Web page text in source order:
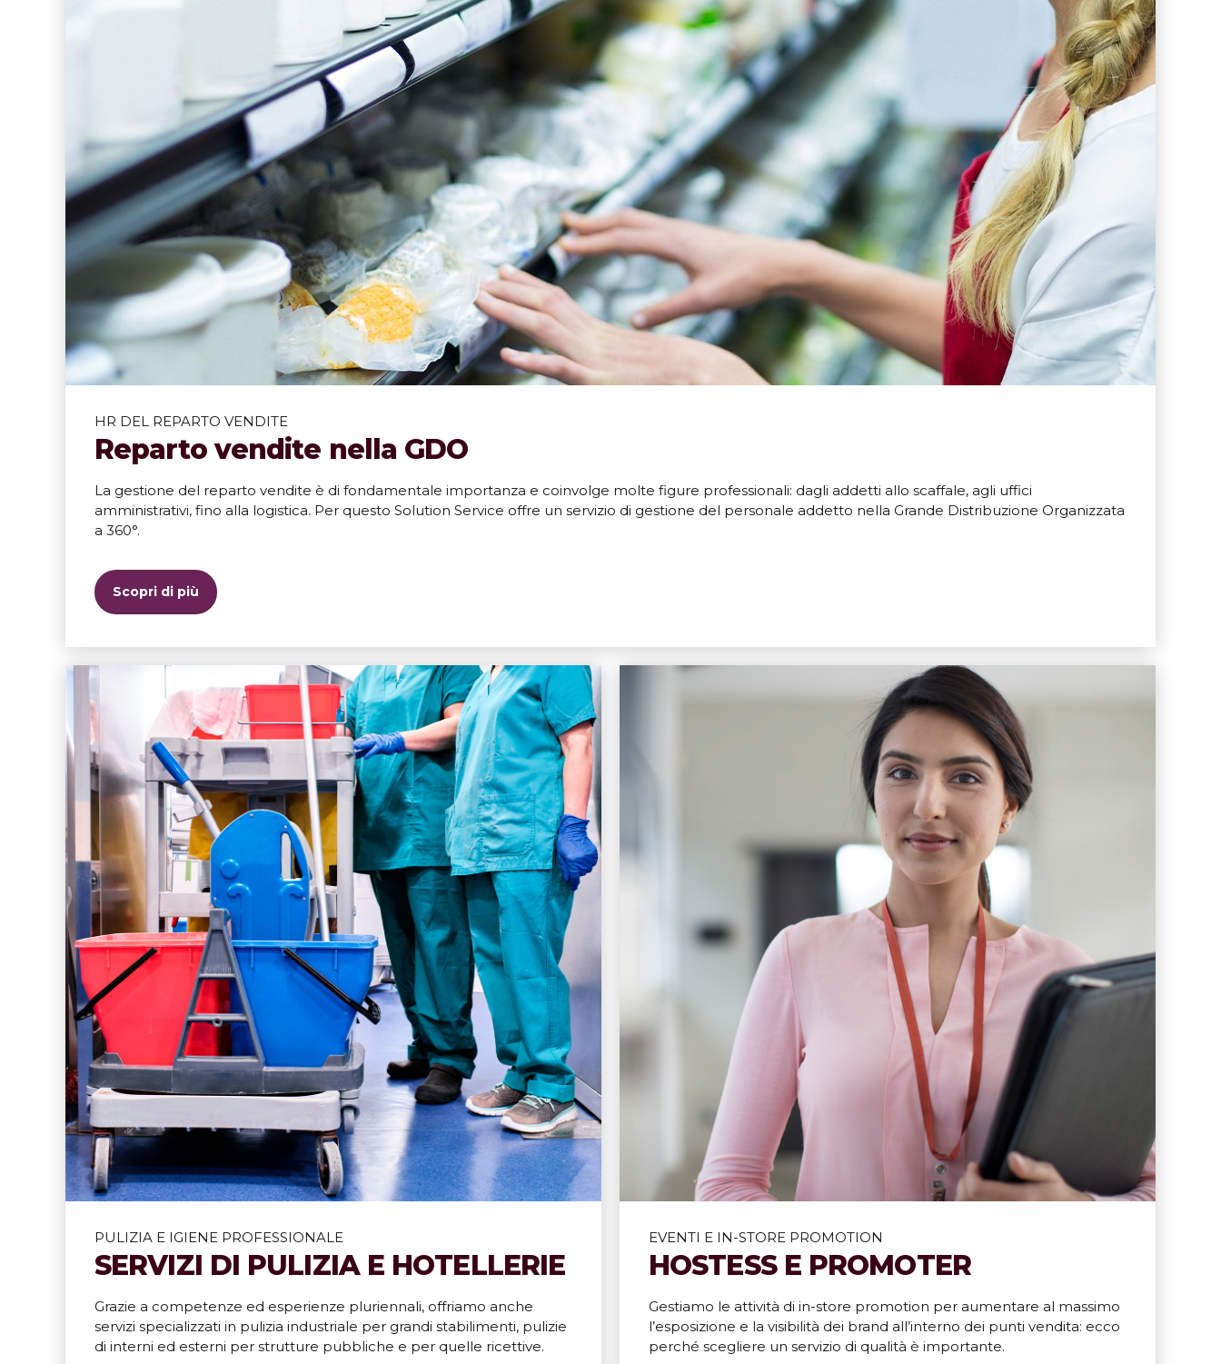
Scopri di più
HR DEL REPARTO VENDITE
Reparto vendite nella GDO
La gestione del reparto vendite è di fondamentale importanza e coinvolge molte figure professionali: dagli addetti allo scaffale, agli uffici
amministrativi, fino alla logistica. Per questo Solution Service offre un servizio di gestione del personale addetto nella Grande Distribuzione Organizzata
a 360°.
Scopri di più
Scopri di più
PULIZIA E IGIENE PROFESSIONALE
SERVIZI DI PULIZIA E HOTELLERIE
Grazie a competenze ed esperienze pluriennali, offriamo anche
servizi specializzati in pulizia industriale per grandi stabilimenti, pulizie
di interni ed esterni per strutture pubbliche e per quelle ricettive.
Scopri di più
EVENTI E IN-STORE PROMOTION
HOSTESS E PROMOTER
Gestiamo le attività di in-store promotion per aumentare al massimo
l’esposizione e la visibilità dei brand all’interno dei punti vendita: ecco
perché scegliere un servizio di qualità è importante.